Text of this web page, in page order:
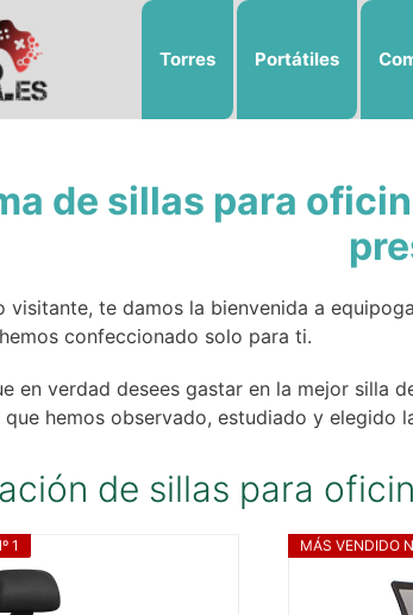
Torres Portátiles
de sillas para
visitante, te damos la bienvenida a
confeccionado solo para ti.
en verdad desees gastar en la mejor silla
hemos observado, estudiado y elegido
de sillas para
1 MÁS VENDIDO